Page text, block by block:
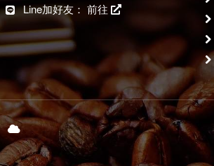
Line加好友： 前往